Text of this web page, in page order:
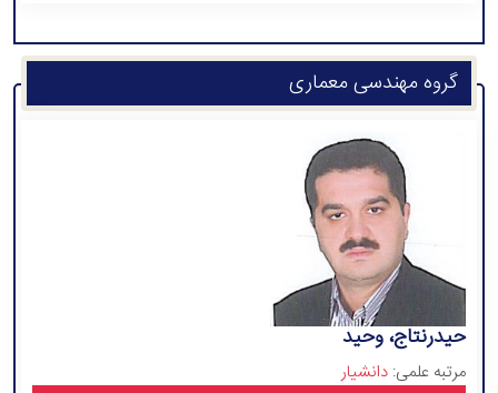
گروه مهندسی معماری
حیدرنتاج، وحید
مرتبه علمی: دانشیار